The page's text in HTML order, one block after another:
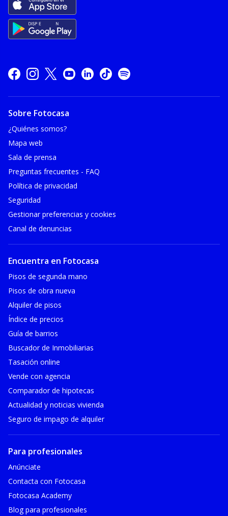
Sobre Fotocasa
¿Quiénes somos?
Mapa web
Sala de prensa
Preguntas frecuentes - FAQ
Política de privacidad
Seguridad
Gestionar preferencias y cookies
Canal de denuncias
Encuentra en Fotocasa
Pisos de segunda mano
Pisos de obra nueva
Alquiler de pisos
Índice de precios
Guía de barrios
Buscador de Inmobiliarias
Tasación online
Vende con agencia
Comparador de hipotecas
Actualidad y noticias vivienda
Seguro de impago de alquiler
Para profesionales
Anúnciate
Contacta con Fotocasa
Fotocasa Academy
Blog para profesionales